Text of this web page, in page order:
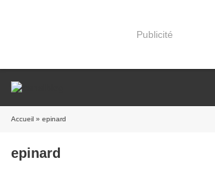
Publicité
Accueil » epinard
epinard